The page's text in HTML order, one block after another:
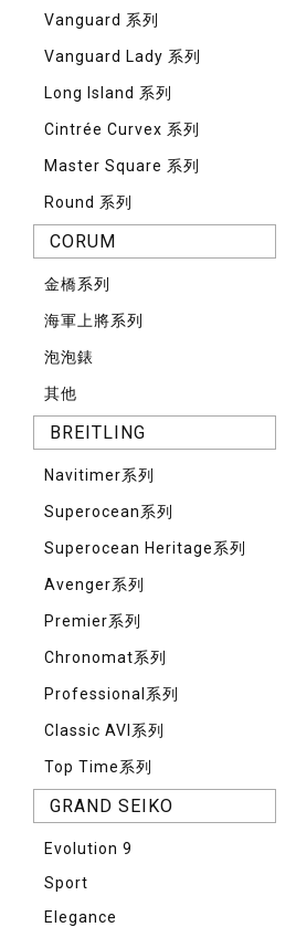
Vanguard 系列
Vanguard Lady 系列
Long Island 系列
Cintrée Curvex 系列
Master Square 系列
Round 系列
CORUM
⾦橋系列
海軍上將系列
泡泡錶
其他
BREITLING
Navitimer系列
Superocean系列
Superocean Heritage系列
Avenger系列
Premier系列
Chronomat系列
Professional系列
Classic AVI系列
Top Time系列
GRAND SEIKO
Evolution 9
Sport
Elegance